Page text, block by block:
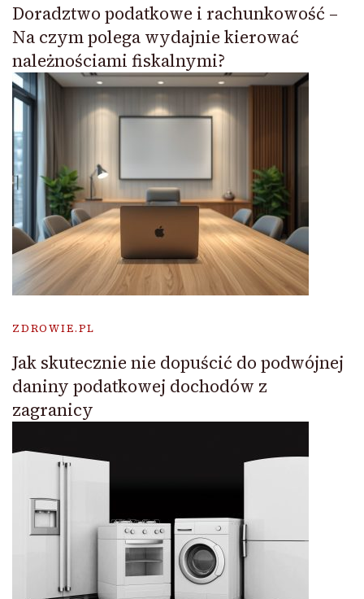
Doradztwo podatkowe i rachunkowość –
Na czym polega wydajnie kierować
należnościami fiskalnymi?
ZDROWIE.PL
Jak skutecznie nie dopuścić do podwójnej
daniny podatkowej dochodów z
zagranicy